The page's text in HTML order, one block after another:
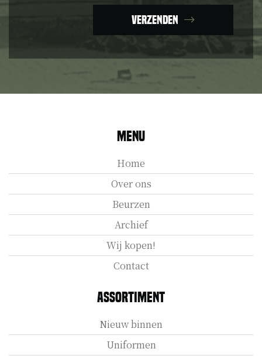
Verzenden
Menu
Home
Over ons
Beurzen
Archief
Wij kopen!
Contact
Assortiment
Nieuw binnen
Uniformen